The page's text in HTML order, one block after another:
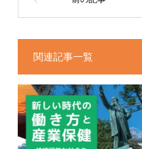
関連記事一覧